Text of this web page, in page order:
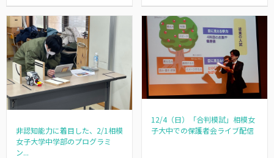
非認知能力に着目した、2/1相模
女子大学中学部のプログラミ
ン...
12/4（日）「合判模試」相模女
子大中での保護者会ライブ配信